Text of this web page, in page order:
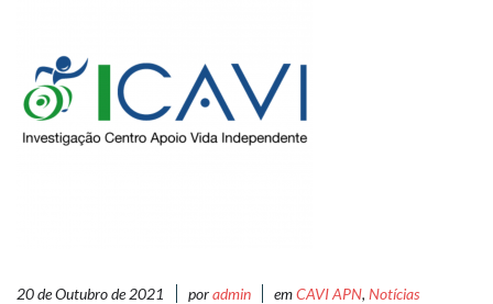
20 de Outubro de 2021 poradmin emCAVI APN, Notícias